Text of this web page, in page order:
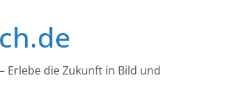
Erlebe die Zukunft in Bild und